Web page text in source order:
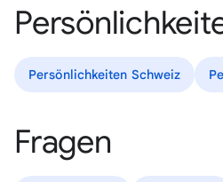
Persönlichkeiten Schweiz
Fragen